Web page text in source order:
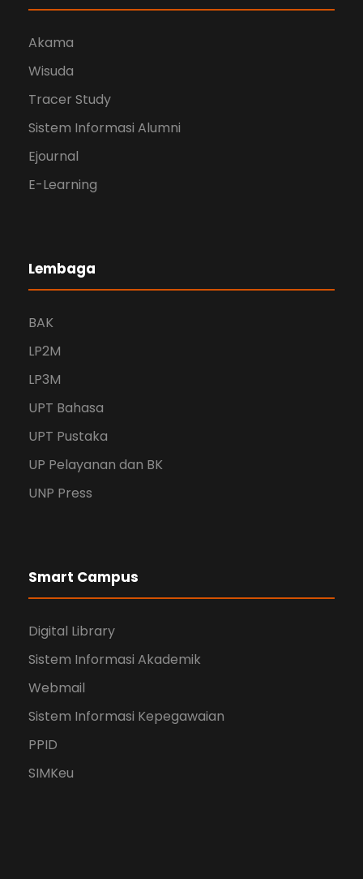
Akama
Wisuda
Tracer Study
Sistem Informasi Alumni
Ejournal
E-Learning
Lembaga
BAK
LP2M
LP3M
UPT Bahasa
UPT Pustaka
UP Pelayanan dan BK
UNP Press
Smart Campus
Digital Library
Sistem Informasi Akademik
Webmail
Sistem Informasi Kepegawaian
PPID
SIMKeu